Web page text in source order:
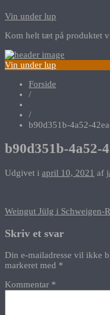
Vin under lup
Kom helt tæt på produktet
Vin under lup
Forside
/
/
b90d351b-4a52-
b90d351b-4a52-
Udgivet i april 10, 2021 af
Weingut Jülg i Schweigen-
Skriv et svar
Din e-mailadresse vil ikke
markeret med *
Kommentar *